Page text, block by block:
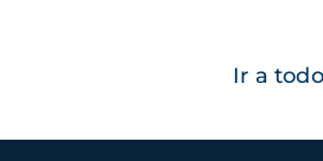
Ir a